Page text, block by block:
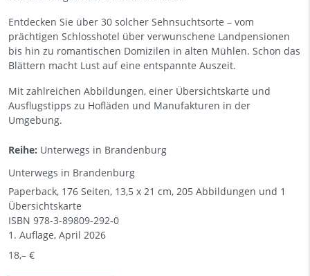
Entdecken Sie über 30 solcher Sehnsuchtsorte – vom
prächtigen Schlosshotel über verwunschene Landpensionen
bis hin zu romantischen Domizilen in alten Mühlen. Schon das
Blättern macht Lust auf eine entspannte Auszeit.
Mit zahlreichen Abbildungen, einer Übersichtskarte und
Ausflugstipps zu Hofläden und Manufakturen in der
Umgebung.
Reihe: Unterwegs in Brandenburg
Unterwegs in Brandenburg
Paperback, 176 Seiten, 13,5 x 21 cm, 205 Abbildungen und 1
Übersichtskarte
ISBN 978-3-89809-292-0
1. Auflage, April 2026
18,– €